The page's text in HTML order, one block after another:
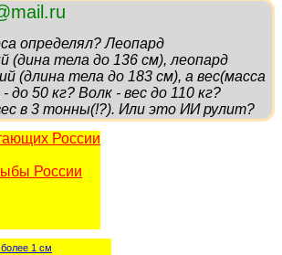
определял? Леопард
(дина тела до 136 см), леопард
(длина тела до 183 см), а вес(масса
до 50 кг? Волк - вес до 110 кг?
в 3 тонны(!?). Или это ИИ рулит?
России
России
1 см